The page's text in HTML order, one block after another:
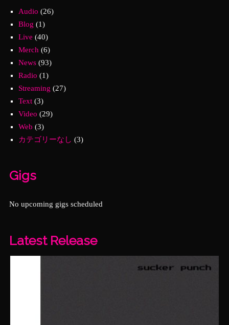
Audio (26)
Blog (1)
Live (40)
Merch (6)
News(93)
Radio (1)
Streaming (27)
Text(3)
Video (29)
Web (3)
カテゴリーなし (3)
Gigs
No upcoming gigs scheduled
Latest Release